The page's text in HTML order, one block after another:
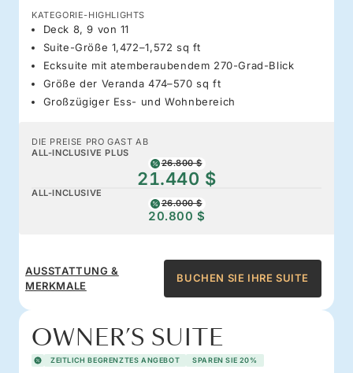
KATEGORIE-HIGHLIGHTS
Deck 8, 9 von 11
Suite-Größe 1,472–1,572 sq ft
Ecksuite mit atemberaubendem 270-Grad-Blick
Größe der Veranda 474–570 sq ft
Großzügiger Ess- und Wohnbereich
DIE PREISE PRO GAST AB
ALL-INCLUSIVE PLUS
26.800 $
21.440 $
ALL-INCLUSIVE
26.000 $
20.800 $
AUSSTATTUNG &
MERKMALE
BUCHEN SIE IHRE SUITE
OWNER’S SUITE
ZEITLICH BEGRENZTES ANGEBOT SPAREN SIE 20%